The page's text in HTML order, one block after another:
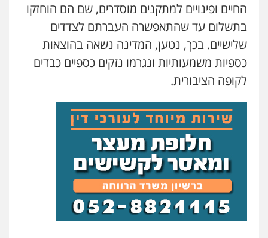
החיים ופינויים למתקנים מוסדרים, שם הם הוחזקו
בתשלום עד שהתאפשרה העברתם לצדדים
שלישיים. בכך, נטען, המדינה נשאה בהוצאות
כספיות משמעותיות ונגרמו נזקים כספיים כבדים
לקופה הציבורית.